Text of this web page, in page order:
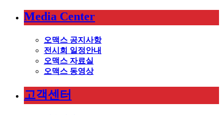
Media Center
오맥스 공지사항
전시회 일정안내
오맥스 자료실
오맥스 동영상
고객센터